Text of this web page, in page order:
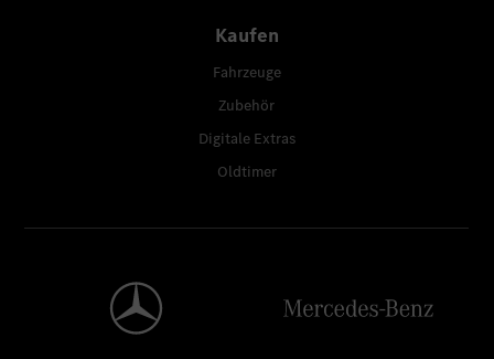
Kaufen
Fahrzeuge
Zubehör
Digitale Extras
Oldtimer